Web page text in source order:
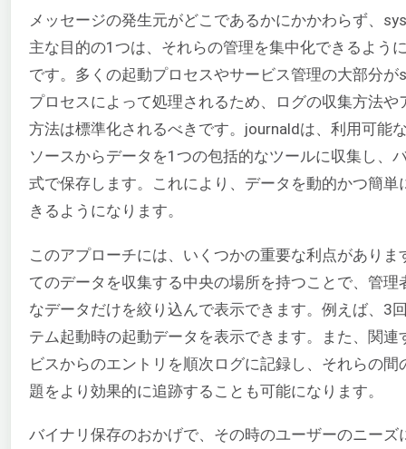
メッセージの発生元がどこであるかにかかわらず、
主な目的の1つは、それらの管理を集中化できるよう
です。多くの起動プロセスやサービス管理の大部分が
プロセスによって処理されるため、ログの収集方法や
方法は標準化されるべきです。journaldは、利用可能
ソースからデータを1つの包括的なツールに収集し、
式で保存します。これにより、データを動的かつ簡単
きるようになります。
このアプローチには、いくつかの重要な利点がありま
てのデータを収集する中央の場所を持つことで、管理
なデータだけを絞り込んで表示できます。例えば、3
テム起動時の起動データを表示できます。また、関連
ビスからのエントリを順次ログに記録し、それらの間
題をより効果的に追跡することも可能になります。
バイナリ保存のおかげで、その時のユーザーのニーズ